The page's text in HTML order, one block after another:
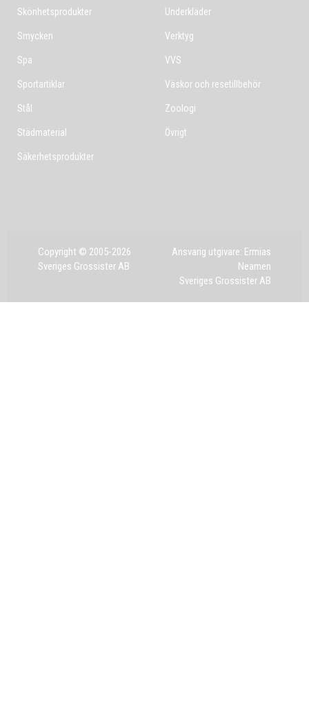
Skönhetsprodukter
Smycken
Spa
Sportartiklar
Stål
Städmaterial
Säkerhetsprodukter
Underkläder
Verktyg
VVS
Väskor och resetillbehör
Zoologi
Övrigt
Copyright © 2005-2026
Sveriges Grossister AB
Ansvarig utgivare: Ermias
Neamen
Sveriges Grossister AB